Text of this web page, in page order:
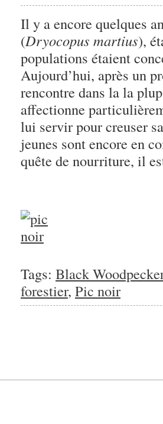
Il y a encore quelques
(Dryocopus martius),
populations étaient
Aujourd’hui, après un
rencontre dans la la
affectionne
lui servir pour creuser
jeunes sont encore en
quête de nourriture, il
Tags: Black
forestier, Pic noir